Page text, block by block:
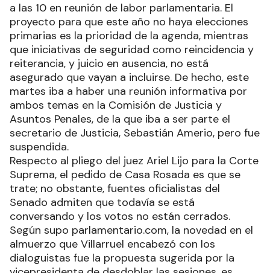
a las 10 en reunión de labor parlamentaria. El
proyecto para que este año no haya elecciones
primarias es la prioridad de la agenda, mientras
que iniciativas de seguridad como reincidencia y
reiterancia, y juicio en ausencia, no está
asegurado que vayan a incluirse. De hecho, este
martes iba a haber una reunión informativa por
ambos temas en la Comisión de Justicia y
Asuntos Penales, de la que iba a ser parte el
secretario de Justicia, Sebastián Amerio, pero fue
suspendida.
Respecto al pliego del juez Ariel Lijo para la Corte
Suprema, el pedido de Casa Rosada es que se
trate; no obstante, fuentes oficialistas del
Senado admiten que todavía se está
conversando y los votos no están cerrados.
Según supo parlamentario.com, la novedad en el
almuerzo que Villarruel encabezó con los
dialoguistas fue la propuesta sugerida por la